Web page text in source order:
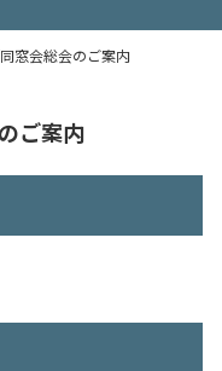
広報刊行物
企業・研究者の方
設
窓会総会のご案内
ご案内